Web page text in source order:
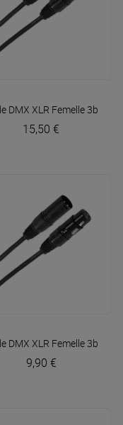
1m50 EasyPlugger
DMX XLR Femelle 3b -
15,50 €
Plugger
DMX XLR Femelle 3b -
9,90 €